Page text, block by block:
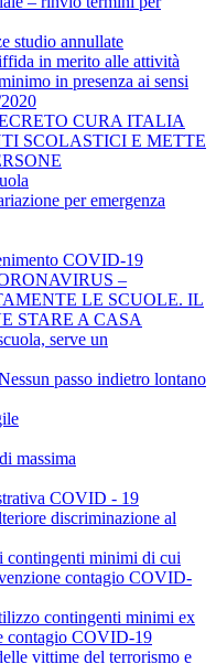
studio annullate
in merito alle attività
in presenza ai sensi
CURA ITALIA
SCOLASTICI E METTE
per emergenza
COVID-19
–
LE SCUOLE. IL
STARE A CASA
serve un
passo indietro lontano
massima
COVID - 19
discriminazione al
contingenti minimi di cui
contagio COVID-
contingenti minimi ex
contagio COVID-19
vittime del terrorismo e